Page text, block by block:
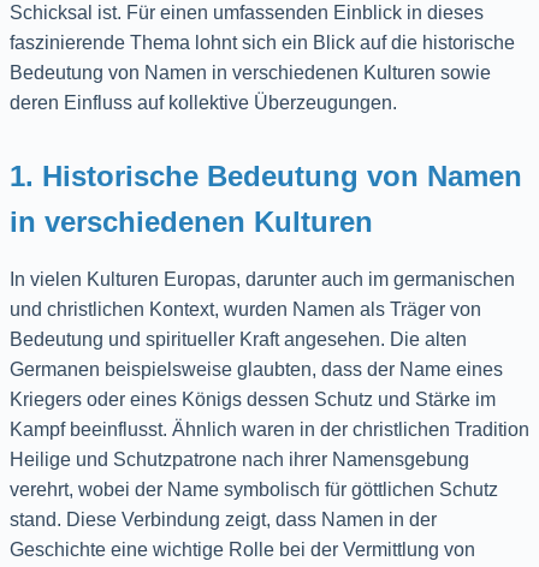
Schicksal ist. Für einen umfassenden Einblick in dieses
faszinierende Thema lohnt sich ein Blick auf die historische
Bedeutung von Namen in verschiedenen Kulturen sowie
deren Einfluss auf kollektive Überzeugungen.
1. Historische Bedeutung von Namen
in verschiedenen Kulturen
In vielen Kulturen Europas, darunter auch im germanischen
und christlichen Kontext, wurden Namen als Träger von
Bedeutung und spiritueller Kraft angesehen. Die alten
Germanen beispielsweise glaubten, dass der Name eines
Kriegers oder eines Königs dessen Schutz und Stärke im
Kampf beeinflusst. Ähnlich waren in der christlichen Tradition
Heilige und Schutzpatrone nach ihrer Namensgebung
verehrt, wobei der Name symbolisch für göttlichen Schutz
stand. Diese Verbindung zeigt, dass Namen in der
Geschichte eine wichtige Rolle bei der Vermittlung von